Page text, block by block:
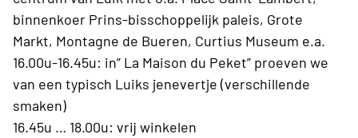
binnenkoer Prins-bisschoppelijk paleis, Grote
Markt, Montagne de Bueren, Curtius Museum e.a.
16.00u-16.45u: in” La Maison du Peket” proeven we
van een typisch Luiks jenevertje (verschillende
smaken)
16.45u … 18.00u: vrij winkelen